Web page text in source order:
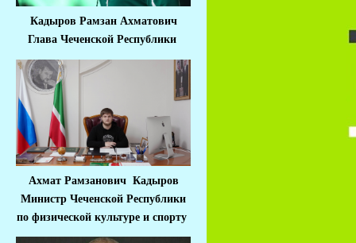
Кадыров Рамзан Ахматович
Глава Чеченской Республики
Ахмат Рамзанович Кадыров
Министр Чеченской Республики
по физической культуре и спорту